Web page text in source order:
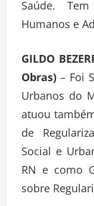
Saúde.
Humanos e
GILDO
Obras)– Foi
Urbanos do
atuou
de
Social e
RN e como
sobre